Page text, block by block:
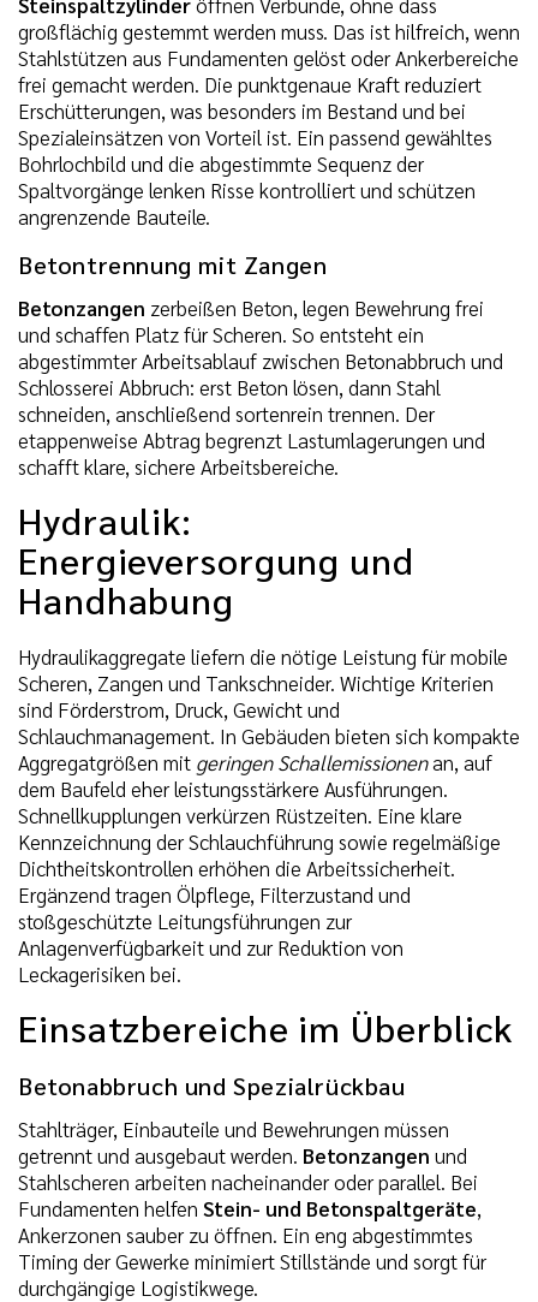
großflächig gestemmt werden muss. Das ist hilfreich, wenn
Stahlstützen aus Fundamenten gelöst oder Ankerbereiche
frei gemacht werden. Die punktgenaue Kraft reduziert
Erschütterungen, was besonders im Bestand und bei
Spezialeinsätzen von Vorteil ist. Ein passend gewähltes
Bohrlochbild und die abgestimmte Sequenz der
Spaltvorgänge lenken Risse kontrolliert und schützen
angrenzende Bauteile.
Betontrennung mit Zangen
Betonzangen zerbeißen Beton, legen Bewehrung frei
und schaffen Platz für Scheren. So entsteht ein
abgestimmter Arbeitsablauf zwischen Betonabbruch und
Schlosserei Abbruch: erst Beton lösen, dann Stahl
schneiden, anschließend sortenrein trennen. Der
etappenweise Abtrag begrenzt Lastumlagerungen und
schafft klare, sichere Arbeitsbereiche.
Hydraulik:
Energieversorgung und
Handhabung
Hydraulikaggregate liefern die nötige Leistung für mobile
Scheren, Zangen und Tankschneider. Wichtige Kriterien
sind Förderstrom, Druck, Gewicht und
Schlauchmanagement. In Gebäuden bieten sich kompakte
Aggregatgrößen mit geringen Schallemissionenan, auf
dem Baufeld eher leistungsstärkere Ausführungen.
Schnellkupplungen verkürzen Rüstzeiten. Eine klare
Kennzeichnung der Schlauchführung sowie regelmäßige
Dichtheitskontrollen erhöhen die Arbeitssicherheit.
Ergänzend tragen Ölpflege, Filterzustand und
stoßgeschützte Leitungsführungen zur
Anlagenverfügbarkeit und zur Reduktion von
Leckagerisiken bei.
Einsatzbereiche im Überblick
Betonabbruch und Spezialrückbau
Stahlträger, Einbauteile und Bewehrungen müssen
getrennt und ausgebaut werden. Betonzangen und
Stahlscheren arbeiten nacheinander oder parallel. Bei
Fundamenten helfen Stein- und Betonspaltgeräte,
Ankerzonen sauber zu öffnen. Ein eng abgestimmtes
Timing der Gewerke minimiert Stillstände und sorgt für
durchgängige Logistikwege.